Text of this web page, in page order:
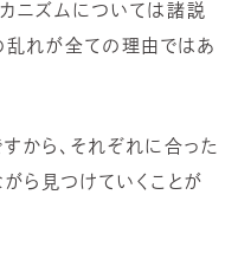
ニズムについては諸説
乱れが全ての理由ではあ
から、それぞれに合った
ら見つけていくことが